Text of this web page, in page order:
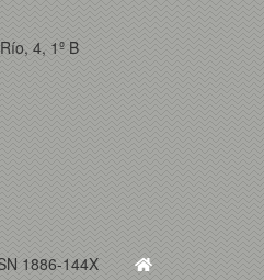
4, 1º B
1886-144X